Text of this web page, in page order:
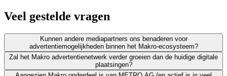
Veel gestelde vragen
Kunnen andere mediapartners ons benaderen voor
advertentiemogelijkheden binnen het Makro-ecosysteem?
Zal het Makro advertentienetwerk verder groeien dan de huidige digitale
plaatsingen?